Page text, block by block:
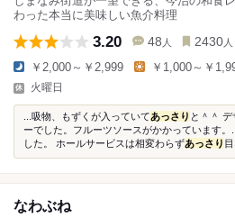
わった本当に美味しい魚介料理
3.20 48 人 2430 人
￥2,000～￥2,999 ￥1,000～￥
火曜日
...吸物、もずくが入っていてあっさり と＾＾
ーでした。フルーツソースがかかっています
した。 ホールサービスは相変わらずあっさり
なわぶね